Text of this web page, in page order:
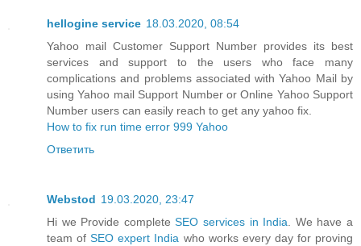
hellogine service 18.03.2020, 08:54
Yahoo mail Customer Support Number provides its best
services and support to the users who face many
complications and problems associated with Yahoo Mail by
using Yahoo mail Support Number or Online Yahoo Support
Number users can easily reach to get any yahoo fix.
How to fix run time error 999 Yahoo
Ответить
Webstod 19.03.2020, 23:47
Hi we Provide completeSEO services in India. We have a
team ofSEO expert India who works every day for proving